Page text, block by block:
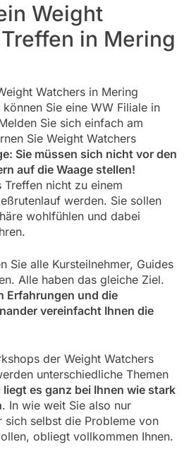
Weight
in Mering
Watchers in Mering
Sie eine WW Filiale in
Sie sich einfach am
Sie Weight Watchers
Sie müssen sich nicht vor den
auf die Waage stellen!
nicht zu einem
werden. Sie sollen
wohlfühlen und dabei
Sie alle Kursteilnehmer, Guides
Alle haben das gleiche Ziel.
Erfahrungen und die
vereinfacht Ihnen die
der Weight Watchers
unterschiedliche Themen
liegt es ganz bei Ihnen wie stark
. In wie weit Sie also nur
sich selbst die Probleme von
obliegt vollkommen Ihnen.